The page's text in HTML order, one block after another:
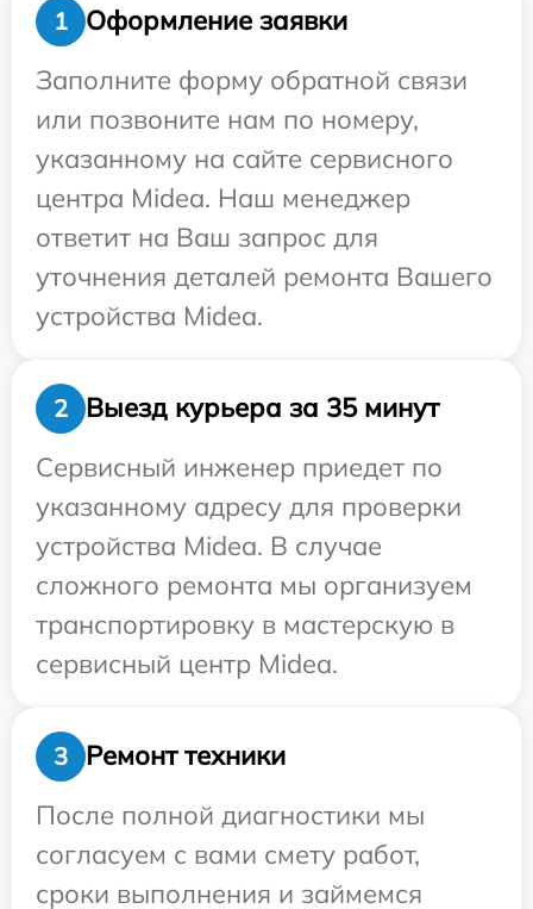
1
Оформление заявки
Заполните форму обратной связи
или позвоните нам по номеру,
указанному на сайте сервисного
центра Midea. Наш менеджер
ответит на Ваш запрос для
уточнения деталей ремонта Вашего
устройства Midea.
2
Выезд курьера за 35 минут
Сервисный инженер приедет по
указанному адресу для проверки
устройства Midea. В случае
сложного ремонта мы организуем
транспортировку в мастерскую в
сервисный центр Midea.
3
Ремонт техники
После полной диагностики мы
согласуем с вами смету работ,
сроки выполнения и займемся